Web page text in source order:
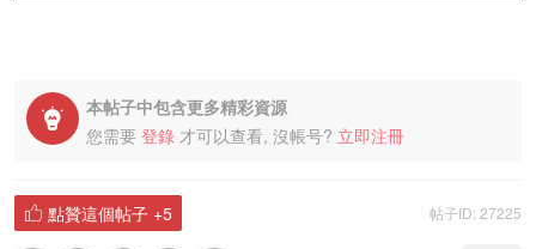

本帖子中包含更多精彩資源
您需要 登錄 才可以查看, 沒帳号? 立即注冊
帖子ID: 27225
 點贊這個帖子 +5